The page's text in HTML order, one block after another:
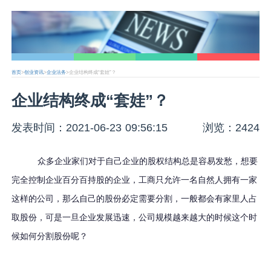
首页>创业资讯>企业法务>企业结构终成“套娃”？
企业结构终成“套娃”？
发表时间：2021-06-23 09:56:15 浏览：2424
众多企业家们对于自己企业的股权结构总是容易发愁，想要
完全控制企业百分百持股的企业，工商只允许一名自然人拥有一家
这样的公司，那么自己的股份必定需要分割，一般都会有家里人占
取股份，可是一旦企业发展迅速，公司规模越来越大的时候这个时
候如何分割股份呢？